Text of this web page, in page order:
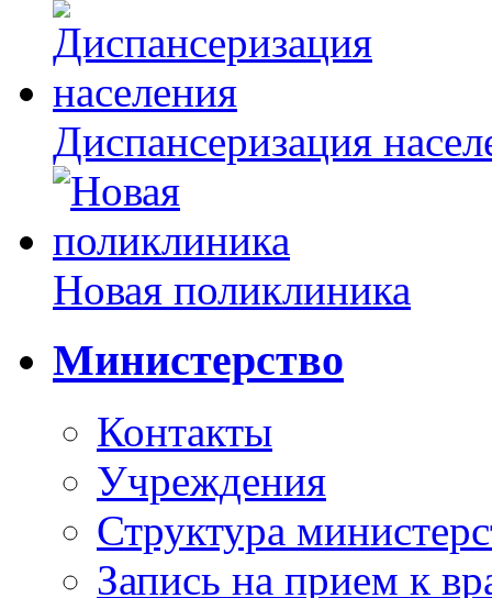
Диспансеризация
Новая поликлиника
Министерство
Контакты
Учреждения
Структура
Запись на прием к